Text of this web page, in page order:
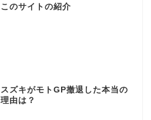
このサイトの紹介
スズキがモトGP撤退した本当の
理由は？